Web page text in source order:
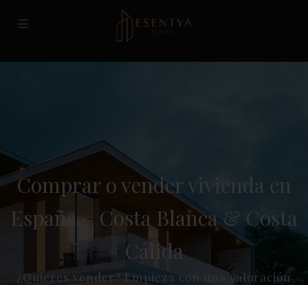
Comprar o vender vivienda en
España – Costa Blanca & Costa
Cálida
¿Quieres vender? Empieza con una valoración